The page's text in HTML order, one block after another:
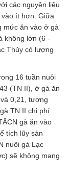
các nguyên liệu
ít hơn. Giữa
mức ăn vào ở gà
không lớn (6 -
Thủy có lượng
16 tuần nuôi
(TN II), ở gà ăn
0,21, tương
TN II chi phí
gà ăn vào
tích lũy sản
nuôi gà Lạc
sẽ không mang